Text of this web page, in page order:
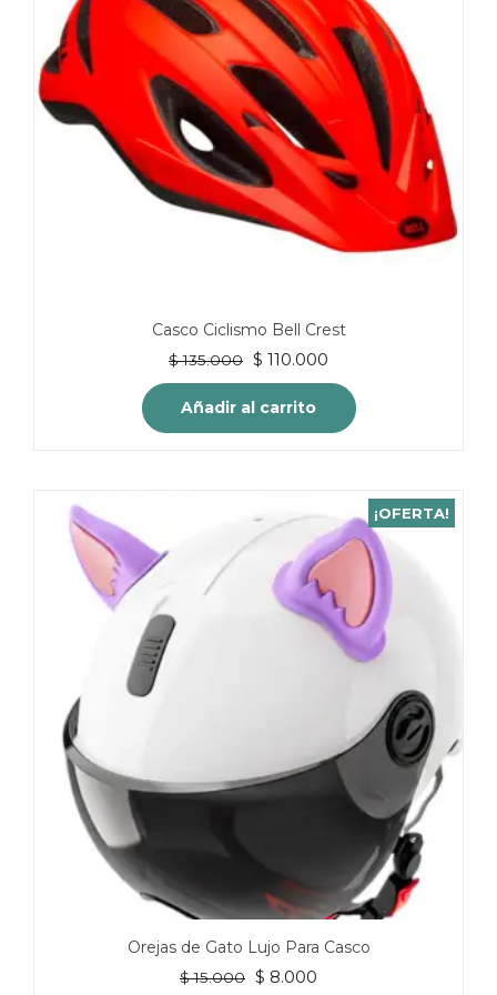
Casco Ciclismo Bell Crest
$135.000
El
precio
original
era:
$ 110.000
precio
actual
es:
Añadir al carrito
¡OFERTA!
Orejas de Gato Lujo Para Casco
$15.000
El
$ 8.000